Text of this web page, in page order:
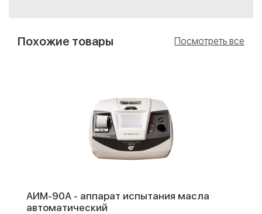
Похожие товары Посмотреть все
АИМ-90А - аппарат испытания масла
автоматический